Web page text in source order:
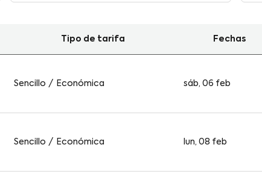
Tipo de tarifa Fechas
Sencillo / Económica sáb, 06 feb
Sencillo / Económica lun, 08 feb